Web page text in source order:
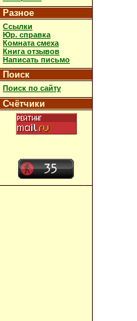
Разное
Ссылки
Юр. справка
Комната смеха
Книга отзывов
Написать письмо
Поиск
Поиск по сайту
Счётчики